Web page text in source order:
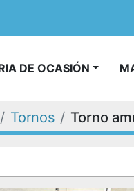
DE OCASIÓN
Tornos Torno